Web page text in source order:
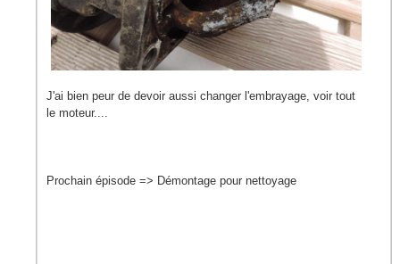
J'ai bien peur de devoir aussi changer l'embrayage, voir tout
le moteur....
Prochain épisode => Démontage pour nettoyage